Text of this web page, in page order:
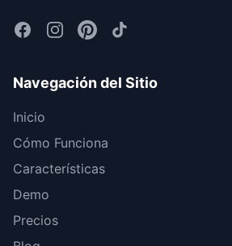
Navegación del Sitio
Inicio
Cómo Funciona
Características
Demo
Precios